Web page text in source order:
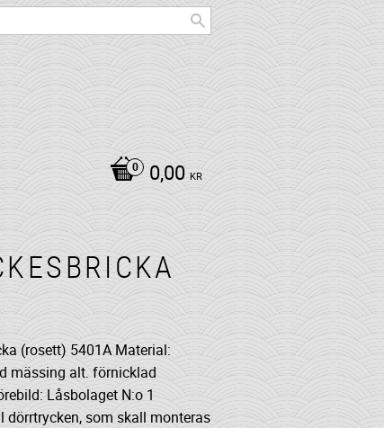
0,00 KR
(rosett) 5401A Material:
mässing alt. förnicklad
Låsbolaget N:o 1
dörrtrycken, som skall monteras